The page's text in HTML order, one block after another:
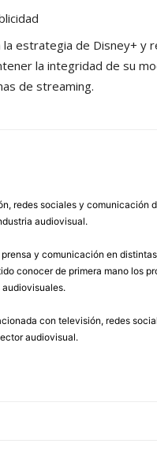
estrategia de Disney+ y
la integridad de su
de streaming.
redes sociales y comunicación
audiovisual.
y comunicación en
conocer de primera mano los
con televisión, redes
audiovisual.